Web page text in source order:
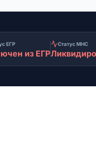
ЕГР
из ЕГР
Статус МНС